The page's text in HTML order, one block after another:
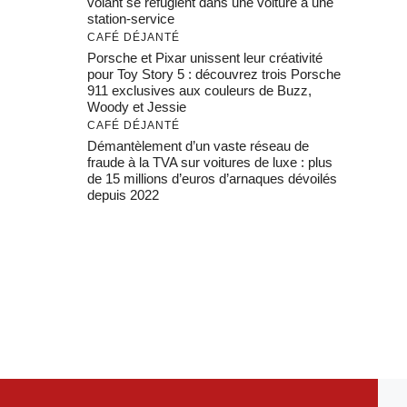
station-service
CAFÉ DÉJANTÉ
Porsche et Pixar unissent leur créativité
pour Toy Story 5 : découvrez trois Porsche
911 exclusives aux couleurs de Buzz,
Woody et Jessie
CAFÉ DÉJANTÉ
Démantèlement d’un vaste réseau de
fraude à la TVA sur voitures de luxe : plus
de 15 millions d’euros d’arnaques dévoilés
depuis 2022